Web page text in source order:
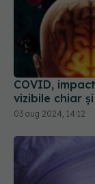
COVID,
vizibile chiar
03 aug 2024, 14:12